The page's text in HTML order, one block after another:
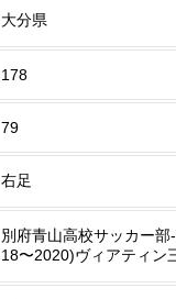
大分県
178
79
右足
別府青山高校サッカー
18〜2020)ヴィアティン